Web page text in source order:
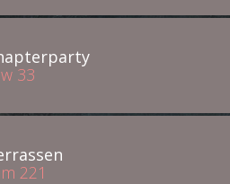
33
221